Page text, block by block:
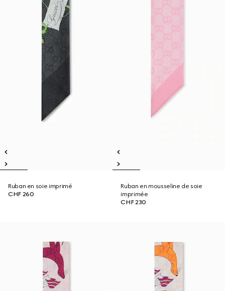
Ruban en soie imprimé
CHF 260
Ruban en mousseline de soie
imprimée
CHF 230